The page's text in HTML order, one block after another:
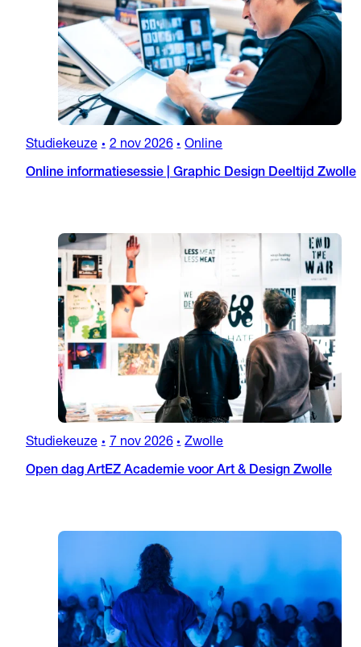
Studiekeuze • 2 nov 2026 • Online
Online informatiesessie | Graphic Design Deeltijd Zwolle
Studiekeuze • 7 nov 2026 • Zwolle
Open dag ArtEZ Academie voor Art & Design Zwolle